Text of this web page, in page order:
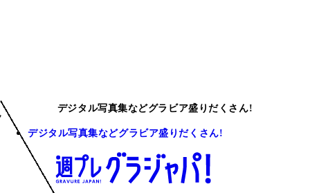
デジタル写真集などグラビア盛りだくさん!
デジタル写真集などグラビア盛りだくさん!